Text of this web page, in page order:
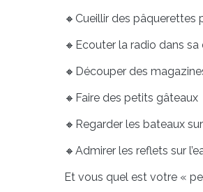
🔸Cueillir des pâquerettes
🔸Ecouter la radio dans
🔸Découper des
🔸Faire des petits gâteaux
🔸Regarder les bateaux
🔸Admirer les reflets sur
Et vous quel est votre «